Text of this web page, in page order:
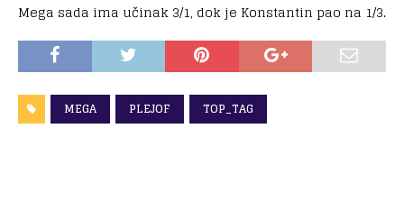
Mega sada ima učinak 3/1, dok je Konstantin pao na 1/3.
MEGA PLEJOF TOP_TAG